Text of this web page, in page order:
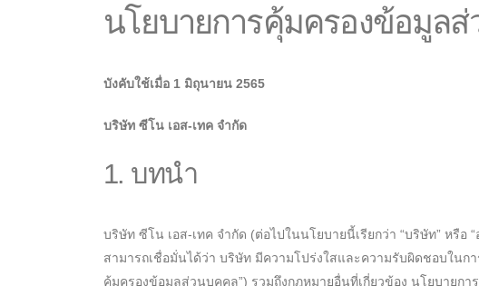
นโยบายการคุ้มครองข้อมูล
บังคับใช้เมื่อ 1 มิถุนายน 2565
บริษัท ซีโน เอส-เทค จำกัด
1. บทนำ
บริษัท ซีโน เอส-เทค จำกัด (ต่อไปในนโยบายนี้เรียกว่า “บริษัท” หรื
สามารถเชื่อมั่นได้ว่า บริษัท มีความโปร่งใสและความรับผิดชอบใน
คุ้มครองข้อมูลส่วนบุคคล”) รวมถึงกฎหมายอื่นที่เกี่ยวข้อง นโยบายก